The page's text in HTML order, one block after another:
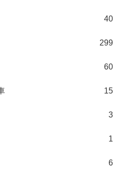
40
299
60
15
3
1
6